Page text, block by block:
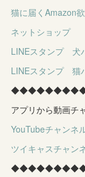
猫に届くAmazon
ネットショップ
LINEスタンプ 犬
LINEスタンプ 猫
アプリから動画チ
YouTubeチャンネ
ツイキャスチャン